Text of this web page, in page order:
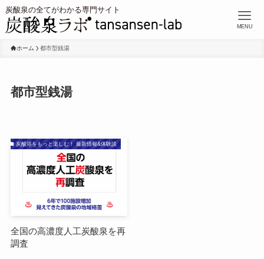
MENU
ホーム 都市型銭湯
都市型銭湯
炭酸浴をもっと楽しむ！ 最新情報&体験談
全国の高濃度人工炭酸泉を再
調査